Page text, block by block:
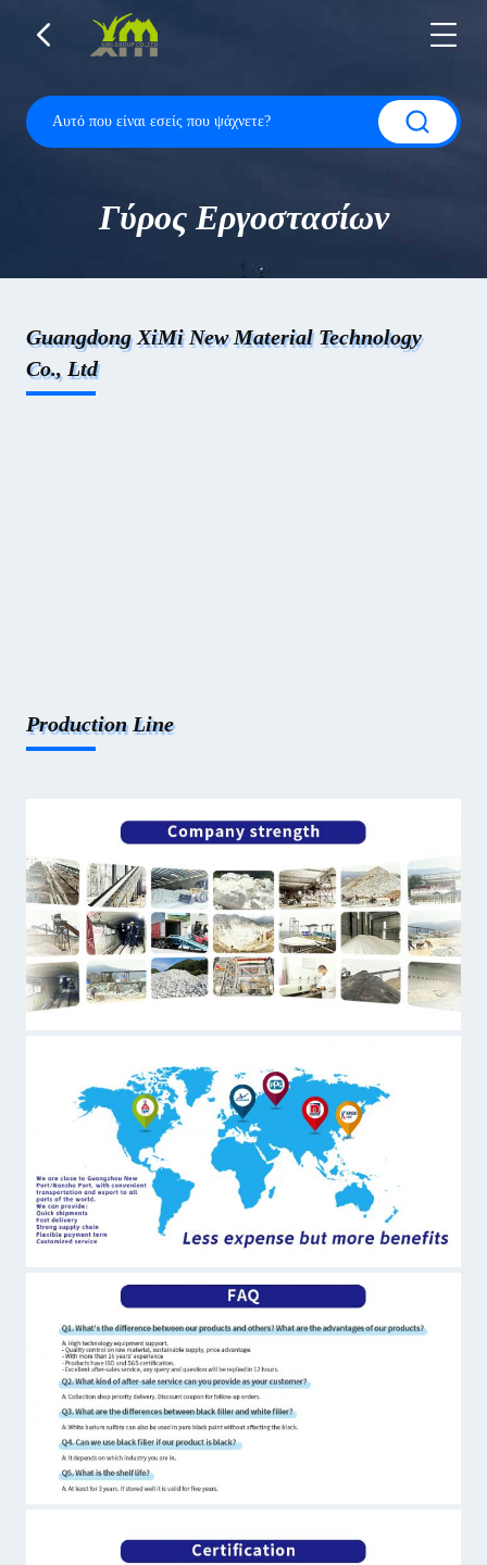
Γύρος Εργοστασίων
Guangdong XiMi New Material Technology
Co., Ltd
Production Line